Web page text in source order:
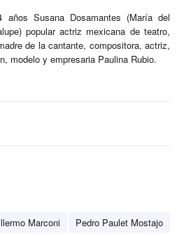
Susana Dosamantes (María del
popular actriz mexicana de teatro,
de la cantante, compositora, actriz,
modelo y empresaria Paulina Rubio.
Marconi Pedro Paulet Mostajo